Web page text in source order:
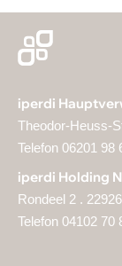
iperdi
Theodor-Heuss-
Telefon 06201 98
iperdi Holding
Rondeel 2 .
Telefon 04102 70